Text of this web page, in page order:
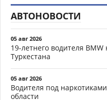
АВТОНОВОСТИ
05 авг 2026
19-летнего водителя
Туркестана
05 авг 2026
Водителя под
области